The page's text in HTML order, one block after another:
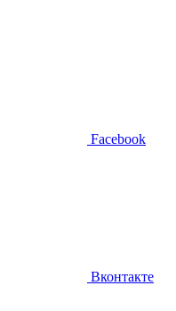
Facebook
Вконтакте